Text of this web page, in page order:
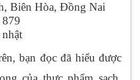
Biên Hòa, Đồng Nai
bạn đọc đã hiểu được